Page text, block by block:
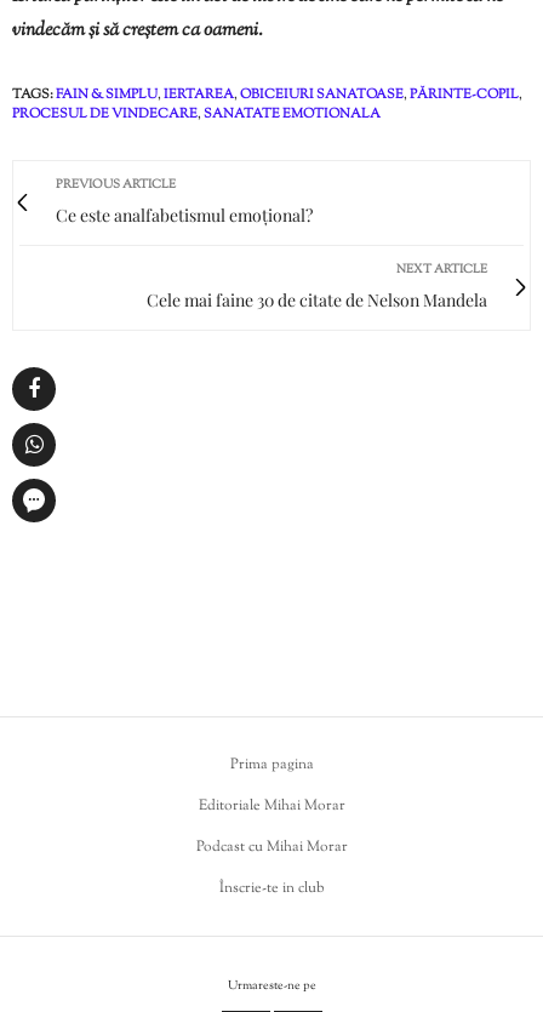
vindecăm și să creștem ca oameni.
TAGS:FAIN & SIMPLU,IERTAREA,OBICEIURI SANATOASE,PĂRINTE-COPIL,
PROCESUL DE VINDECARE,SANATATE EMOTIONALA
PREVIOUS ARTICLE
Ce este analfabetismul emoțional?
NEXT ARTICLE
Cele mai faine 30 de citate de Nelson Mandela
Prima pagina
Editoriale Mihai Morar
Podcast cu Mihai Morar
Înscrie-te in club
Urmareste-ne pe